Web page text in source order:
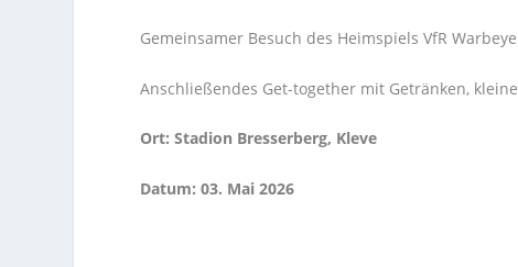
Gemeinsamer Besuch des Heimspiels VfR
Anschließendes Get-together mit Getränken,
Ort: Stadion Bresserberg, Kleve
Datum: 03. Mai 2026